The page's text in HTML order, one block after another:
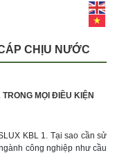
CHỊU NƯỚC
MỌI ĐIỀU KIỆN
KBL 1. Tại sao cần sử
công nghiệp như cầu